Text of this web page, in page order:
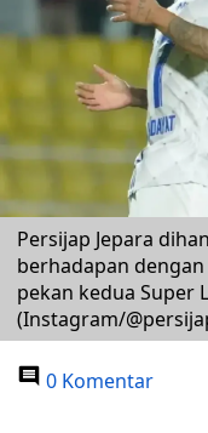
Persijap Jepara
berhadapan
pekan kedua Super
(Instagram/
0 Komentar